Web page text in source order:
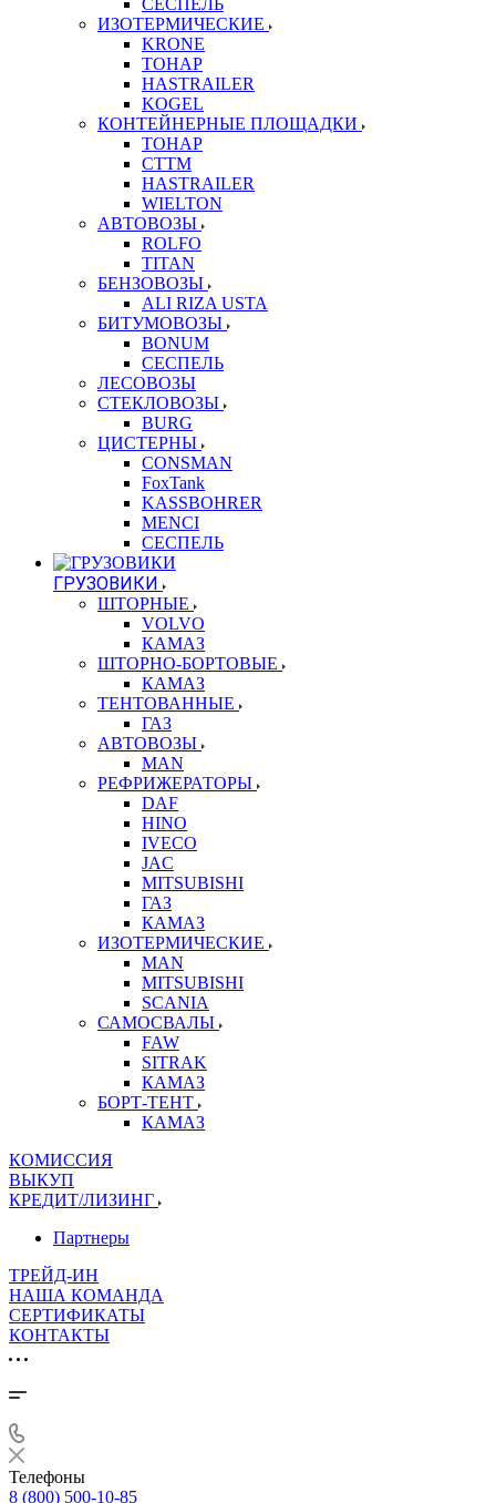
СЕСПЕЛЬ
ИЗОТЕРМИЧЕСКИЕ
KRONE
ТОНАР
HASTRAILER
KOGEL
КОНТЕЙНЕРНЫЕ ПЛОЩАДКИ
ТОНАР
CTTM
HASTRAILER
WIELTON
АВТОВОЗЫ
ROLFO
TITAN
БЕНЗОВОЗЫ
ALI RIZA USTA
БИТУМОВОЗЫ
BONUM
СЕСПЕЛЬ
ЛЕСОВОЗЫ
СТЕКЛОВОЗЫ
BURG
ЦИСТЕРНЫ
CONSMAN
FoxTank
KASSBOHRER
MENCI
СЕСПЕЛЬ
ГРУЗОВИКИ
ШТОРНЫЕ
VOLVO
КАМАЗ
ШТОРНО-БОРТОВЫЕ
КАМАЗ
ТЕНТОВАННЫЕ
ГАЗ
АВТОВОЗЫ
MAN
РЕФРИЖЕРАТОРЫ
DAF
HINO
IVECO
JAC
MITSUBISHI
ГАЗ
КАМАЗ
ИЗОТЕРМИЧЕСКИЕ
MAN
MITSUBISHI
SCANIA
САМОСВАЛЫ
FAW
SITRAK
КАМАЗ
БОРТ-ТЕНТ
КАМАЗ
КОМИССИЯ
ВЫКУП
КРЕДИТ/ЛИЗИНГ
Партнеры
ТРЕЙД-ИН
НАША КОМАНДА
СЕРТИФИКАТЫ
КОНТАКТЫ
Телефоны
8 (800) 500-10-85